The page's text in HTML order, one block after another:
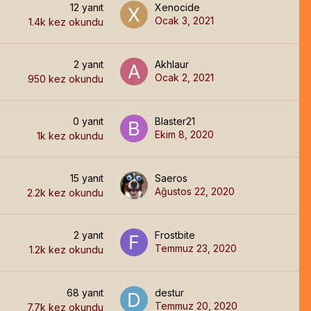
12 yanıt
1.4k kez okundu
Xenocide
Ocak 3, 2021
2 yanıt
950 kez okundu
Akhlaur
Ocak 2, 2021
0 yanıt
1k kez okundu
Blaster21
Ekim 8, 2020
15 yanıt
2.2k kez okundu
Saeros
Ağustos 22, 2020
2 yanıt
1.2k kez okundu
Frostbite
Temmuz 23, 2020
68 yanıt
7.7k kez okundu
destur
Temmuz 20, 2020